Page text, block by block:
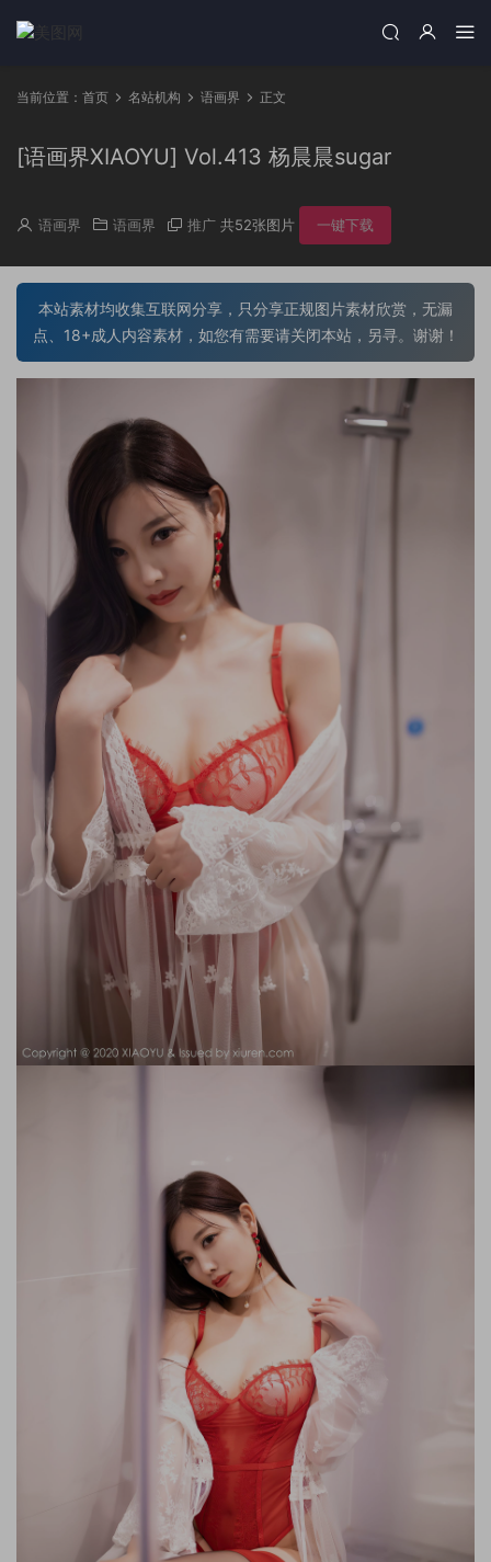
当前位置： 首页 名站机构 语画界 正文
[语画界XIAOYU] Vol.413 杨晨晨sugar
语画界 语画界 推广 共52张图片 一键下载
本站素材均收集互联网分享，只分享正规图片素材欣赏，无漏
点、18+成人内容素材，如您有需要请关闭本站，另寻。谢谢！